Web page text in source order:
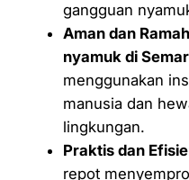
gangguan
Aman dan
nyamuk di
menggunakan
manusia dan
lingkungan.
Praktis dan
repot